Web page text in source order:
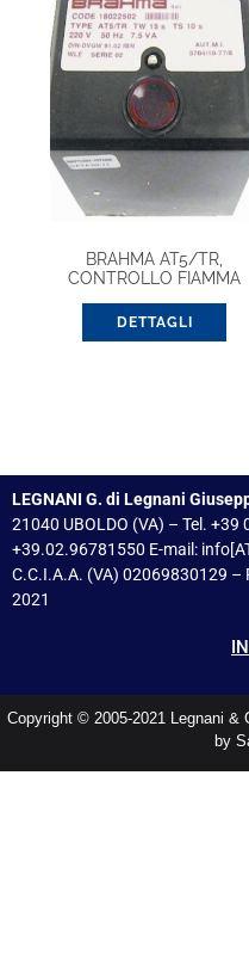
BRAHMA AT5/TR,
CONTROLLO FIAMMA
(18022502)
DETTAGLI
LEGNANI G. di Legnani
21040 UBOLDO (VA) – Tel.
+39.02.96781550 E-mail:
C.C.I.A.A. (VA) 02069830129
2021
Copyright © 2005-2021 Legnani &
by